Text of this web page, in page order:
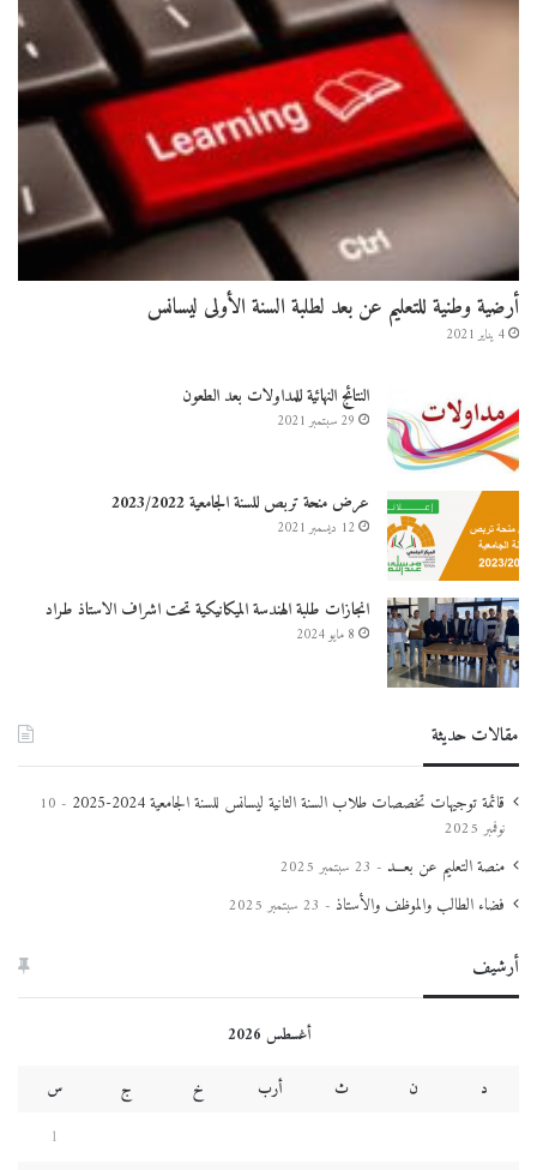
أرضية وطنية للتعليم عن بعد لطلبة السنة الأولى ليسانس
4 يناير 2021
النتائج النهائية للمداولات بعد الطعون
29 سبتمبر 2021
عرض منحة تربص للسنة الجامعية 2023/2022
12 ديسمبر 2021
انجازات طلبة الهندسة الميكانيكية تحت اشراف الاستاذ طراد
8 مايو 2024
مقالات حديثة
قائمة توجيهات تخصصات طلاب السنة الثانية ليسانس للسنة الجامعية 2024-2025
10
نوفمبر 2025
منصة التعليم عن بعـــد 23 سبتمبر 2025
فضاء الطالب والموظف والأستاذ 23 سبتمبر 2025
أرشيف
أغسطس 2026
د
ن ث أرب خ ج
س
1